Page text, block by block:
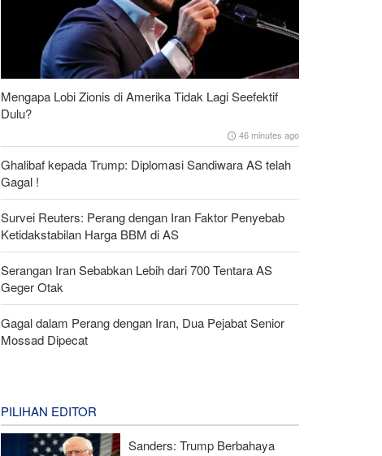
Mengapa Lobi Zionis di Amerika Tidak Lagi Seefektif
Dulu?
46 minutes ago
Ghalibaf kepada Trump: Diplomasi Sandiwara AS telah
Gagal !
Survei Reuters: Perang dengan Iran Faktor Penyebab
Ketidakstabilan Harga BBM di AS
Serangan Iran Sebabkan Lebih dari 700 Tentara AS
Geger Otak
Gagal dalam Perang dengan Iran, Dua Pejabat Senior
Mossad Dipecat
PILIHAN EDITOR
Sanders: Trump Berbahaya